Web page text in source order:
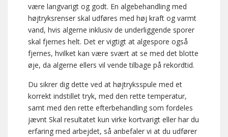
være langvarigt og godt. En algebehandling med
højtryksrenser skal udføres med høj kraft og varmt
vand, hvis algerne inklusiv de underliggende sporer
skal fjernes helt. Det er vigtigt at algespore også
fjernes, hvilket kan være svært at se med det blotte
øje, da algerne ellers vil vende tilbage på rekordtid.
Du sikrer dig dette ved at højtryksspule med et
korrekt indstillet tryk, med den rette temperatur,
samt med den rette efterbehandling som fordeles
jævnt Skal resultatet kun virke kortvarigt eller har du
erfaring med arbejdet, så anbefaler vi at du udfører